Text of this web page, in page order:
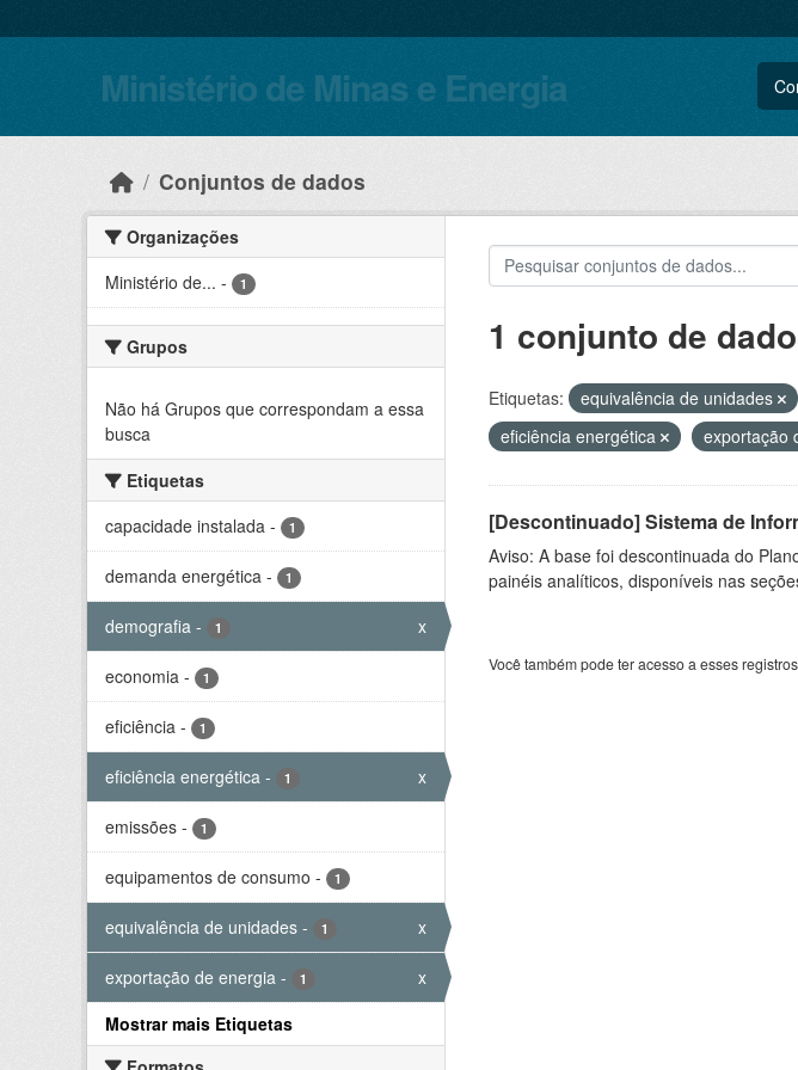
Ministério de Minas e Energia
Conjuntos de dados
Organizações
Ministério de... - 1
Grupos
Não há Grupos que correspondam a essa
busca
Etiquetas
capacidade instalada - 1
demanda energética - 1
demografia - 1 x
economia - 1
eficiência - 1
eficiência energética - 1 x
emissões - 1
equipamentos de consumo - 1
equivalência de unidades - 1 x
exportação de energia - 1
x
Mostrar mais Etiquetas
1 conjunto de
Etiquetas: equivalência de unidades
eficiência energética
exportação
[Descontinuado] Sistema de
Aviso: A base foi descontinuada do
painéis analíticos, disponíveis nas
Você também pode ter acesso a esses